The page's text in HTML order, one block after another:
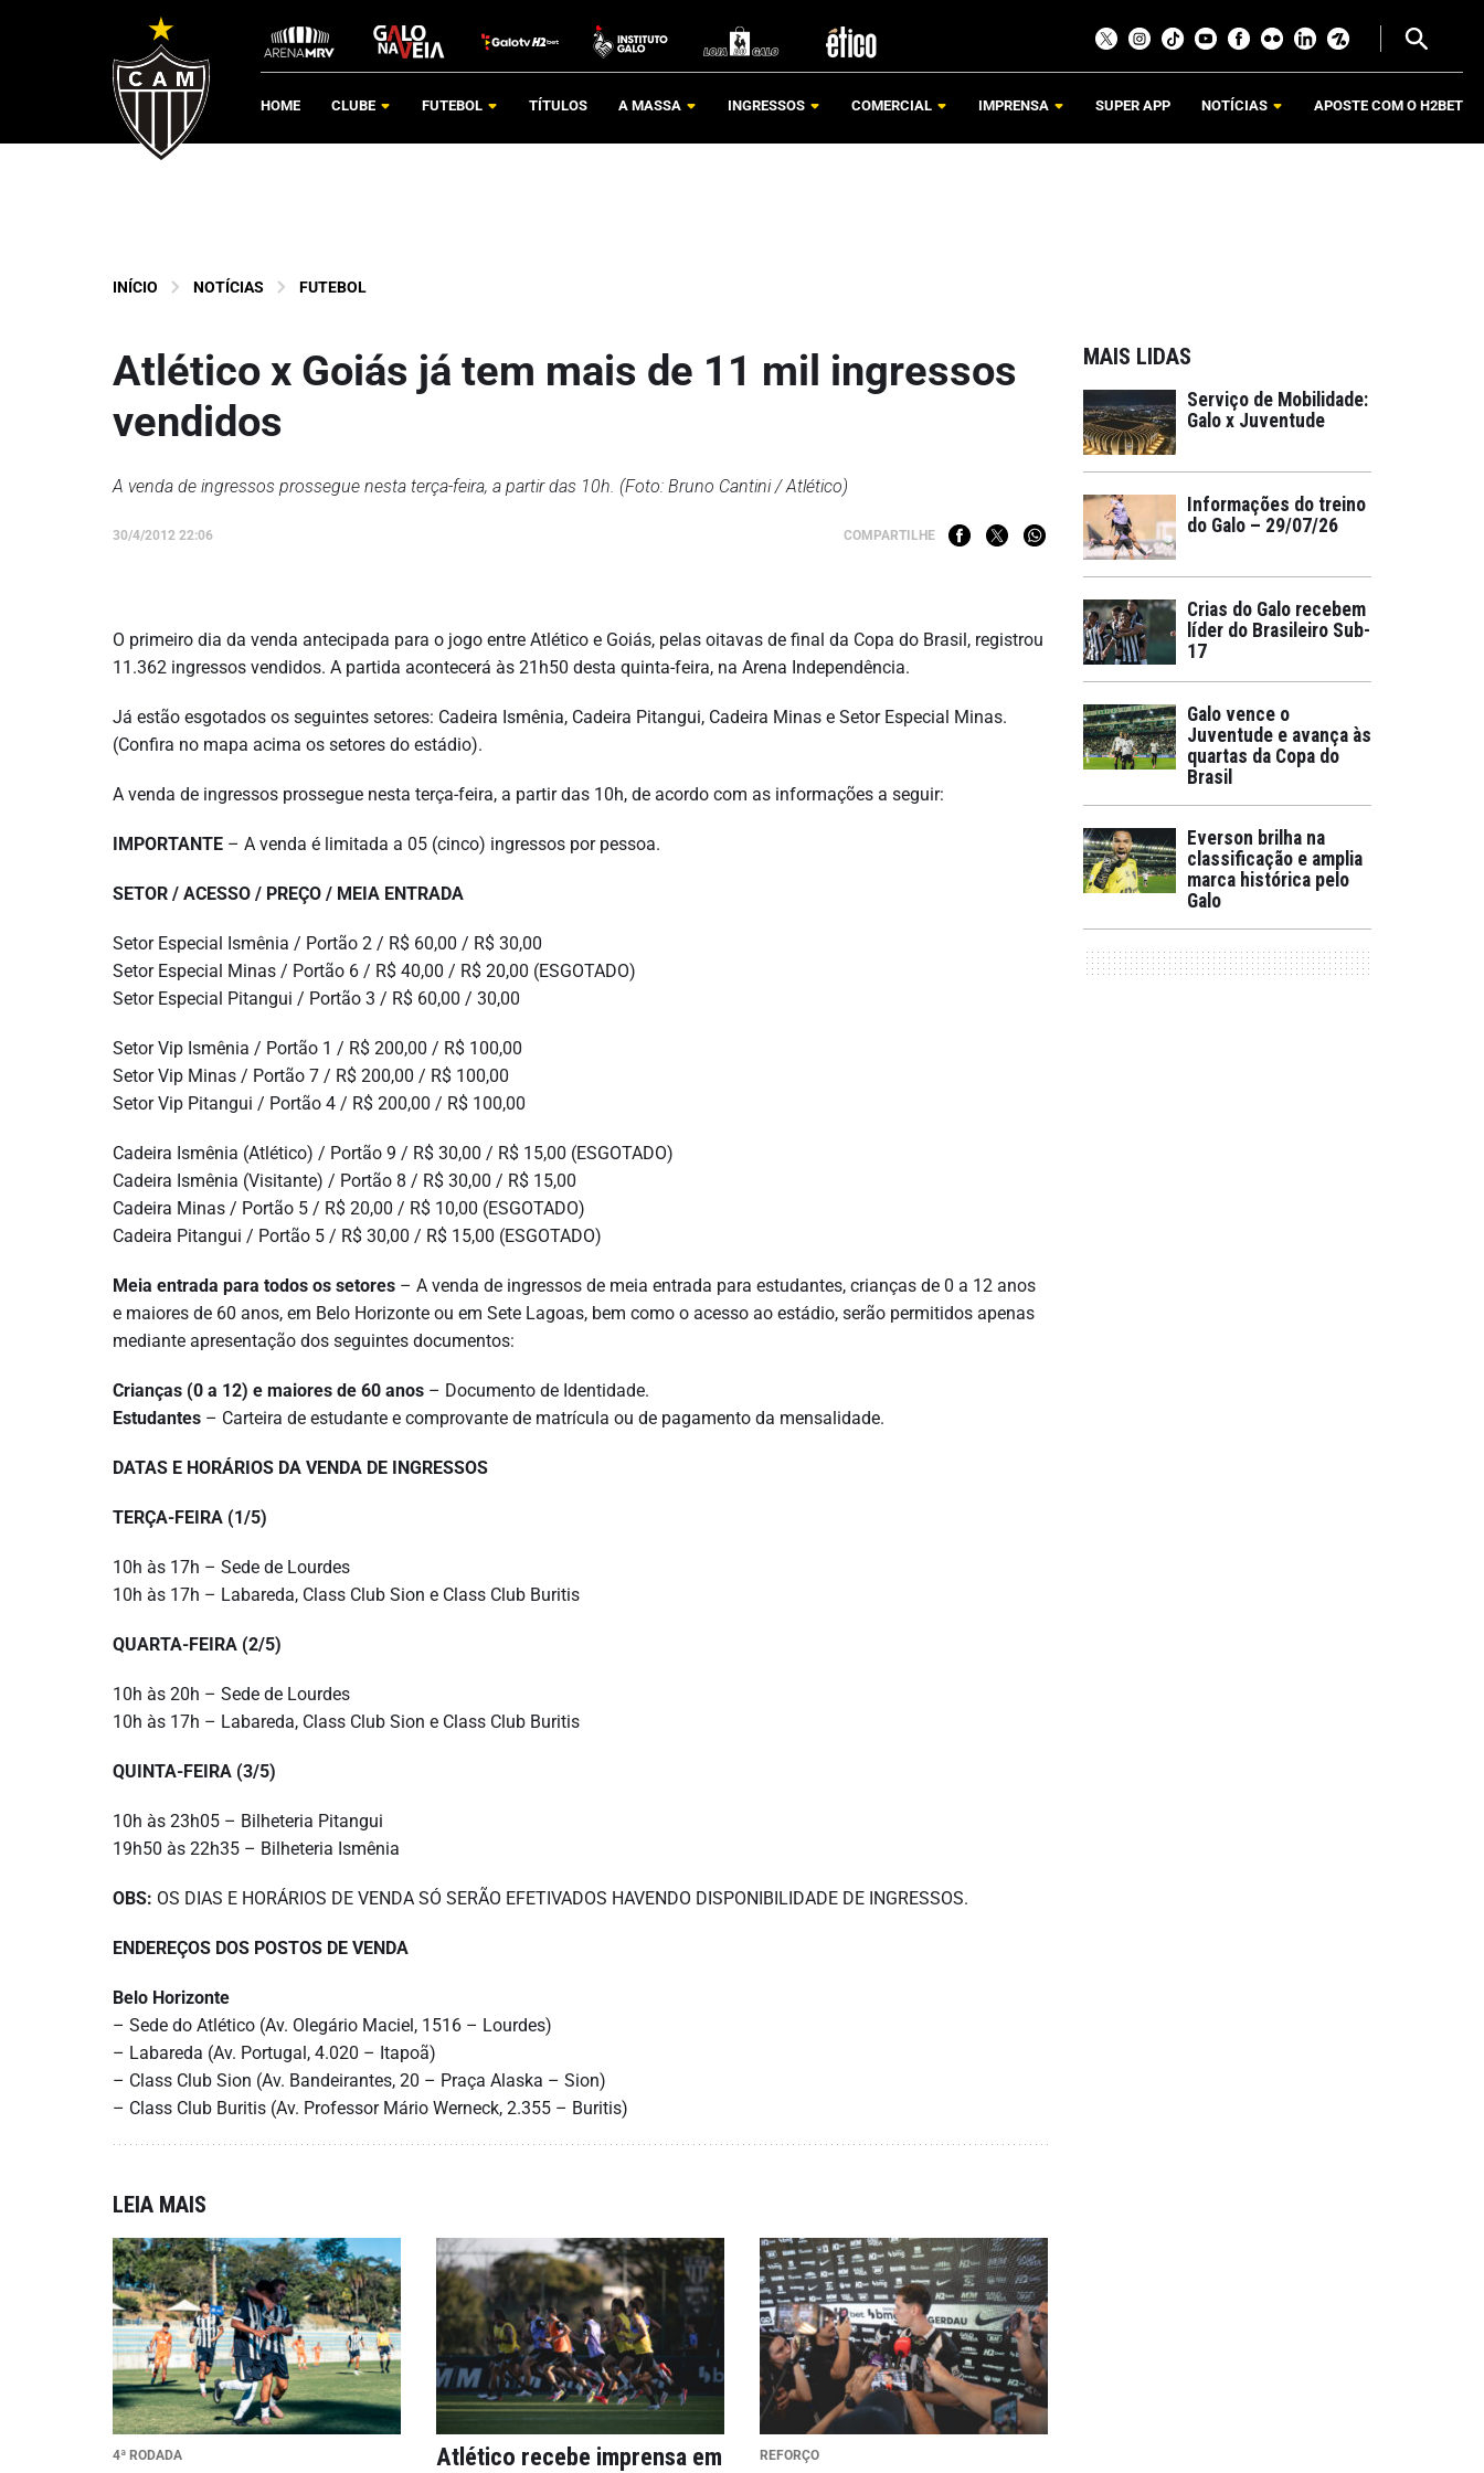
HOME CLUBE FUTEBOL TÍTULOS A MASSA INGRESSOS COMERCIAL IMPRENSA SUPER APP NOTÍCIAS APOSTE COM O H2BET
INÍCIO NOTÍCIAS FUTEBOL
Atlético x Goiás já tem mais de 11 mil ingressos
vendidos
A venda de ingressos prossegue nesta terça-feira, a partir das 10h. (Foto: Bruno Cantini / Atlético)
30/4/2012 22:06 COMPARTILHE
O primeiro dia da venda antecipada para o jogo entre Atlético e Goiás, pelas oitavas de final da Copa do Brasil, registrou
11.362 ingressos vendidos. A partida acontecerá às 21h50 desta quinta-feira, na Arena Independência.
Já estão esgotados os seguintes setores: Cadeira Ismênia, Cadeira Pitangui, Cadeira Minas e Setor Especial Minas.
(Confira no mapa acima os setores do estádio).
A venda de ingressos prossegue nesta terça-feira, a partir das 10h, de acordo com as informações a seguir:
IMPORTANTE – A venda é limitada a 05 (cinco) ingressos por pessoa.
SETOR / ACESSO / PREÇO / MEIA ENTRADA
Setor Especial Ismênia / Portão 2 / R$ 60,00 / R$ 30,00
Setor Especial Minas / Portão 6 / R$ 40,00 / R$ 20,00 (ESGOTADO)
Setor Especial Pitangui / Portão 3 / R$ 60,00 / 30,00
Setor Vip Ismênia / Portão 1 / R$ 200,00 / R$ 100,00
Setor Vip Minas / Portão 7 / R$ 200,00 / R$ 100,00
Setor Vip Pitangui / Portão 4 / R$ 200,00 / R$ 100,00
Cadeira Ismênia (Atlético) / Portão 9 / R$ 30,00 / R$ 15,00 (ESGOTADO)
Cadeira Ismênia (Visitante) / Portão 8 / R$ 30,00 / R$ 15,00
Cadeira Minas / Portão 5 / R$ 20,00 / R$ 10,00 (ESGOTADO)
Cadeira Pitangui / Portão 5 / R$ 30,00 / R$ 15,00 (ESGOTADO)
Meia entrada para todos os setores – A venda de ingressos de meia entrada para estudantes, crianças de 0 a 12 anos
e maiores de 60 anos, em Belo Horizonte ou em Sete Lagoas, bem como o acesso ao estádio, serão permitidos apenas
mediante apresentação dos seguintes documentos:
Crianças (0 a 12) e maiores de 60 anos – Documento de Identidade.
Estudantes – Carteira de estudante e comprovante de matrícula ou de pagamento da mensalidade.
DATAS E HORÁRIOS DA VENDA DE INGRESSOS
TERÇA-FEIRA (1/5)
10h às 17h – Sede de Lourdes
10h às 17h – Labareda, Class Club Sion e Class Club Buritis
QUARTA-FEIRA (2/5)
10h às 20h – Sede de Lourdes
10h às 17h – Labareda, Class Club Sion e Class Club Buritis
QUINTA-FEIRA (3/5)
10h às 23h05 – Bilheteria Pitangui
19h50 às 22h35 – Bilheteria Ismênia
OBS: OS DIAS E HORÁRIOS DE VENDA SÓ SERÃO EFETIVADOS HAVENDO DISPONIBILIDADE DE INGRESSOS.
ENDEREÇOS DOS POSTOS DE VENDA
Belo Horizonte
– Sede do Atlético (Av. Olegário Maciel, 1516 – Lourdes)
– Labareda (Av. Portugal, 4.020 – Itapoã)
– Class Club Sion (Av. Bandeirantes, 20 – Praça Alaska – Sion)
– Class Club Buritis (Av. Professor Mário Werneck, 2.355 – Buritis)
LEIA MAIS
4ª RODADA Atlético recebe imprensa em REFORÇO
MAIS LIDAS
Serviço de Mobilidade:
Galo x Juventude
Informações do treino
do Galo – 29/07/26
Crias do Galo recebem
líder do Brasileiro Sub-
17
Galo vence o
Juventude e avança às
quartas da Copa do
Brasil
Everson brilha na
classificação e amplia
marca histórica pelo
Galo